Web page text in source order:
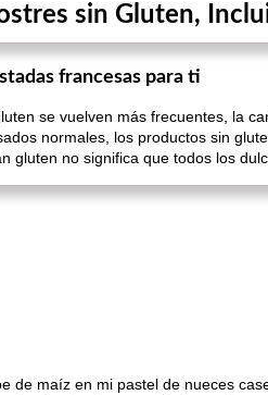
sin Gluten,
francesas para ti
se vuelven más frecuentes, la
​​normales, los productos sin
gluten no significa que todos los
de maíz en mi pastel de nueces